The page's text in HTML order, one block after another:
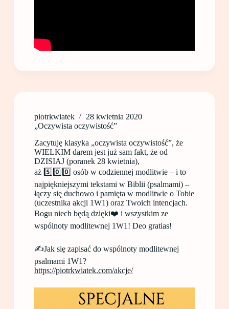
piotrkwiatek
28 kwietnia 2020
„Oczywista oczywistość”
Zacytuję klasyka „oczywista oczywistość”, że
WIELKIM darem jest już sam fakt, że od
DZISIAJ (poranek 28 kwietnia),
aż 5️⃣0️⃣0️⃣ osób w codziennej modlitwie – i to
najpiękniejszymi tekstami w Biblii (psalmami) –
łączy się duchowo i pamięta w modlitwie o Tobie
(uczestnika akcji 1W1) oraz Twoich intencjach.
Bogu niech będą dzięki❤️ i wszystkim ze
wspólnoty modlitewnej 1W1! Deo gratias!
✍️Jak się zapisać do wspólnoty modlitewnej
psalmami 1W1?
https://piotrkwiatek.com/akcje/